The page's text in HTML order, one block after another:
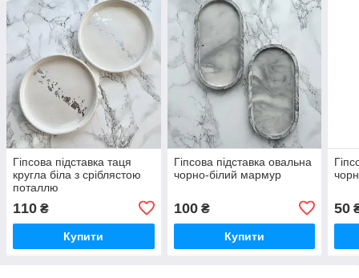
Гіпсова підставка таця
кругла біла з сріблястою
поталлю
110 ₴
Купити
Гіпсова підставка овальна
чорно-білий мармур
100₴
Купити
50